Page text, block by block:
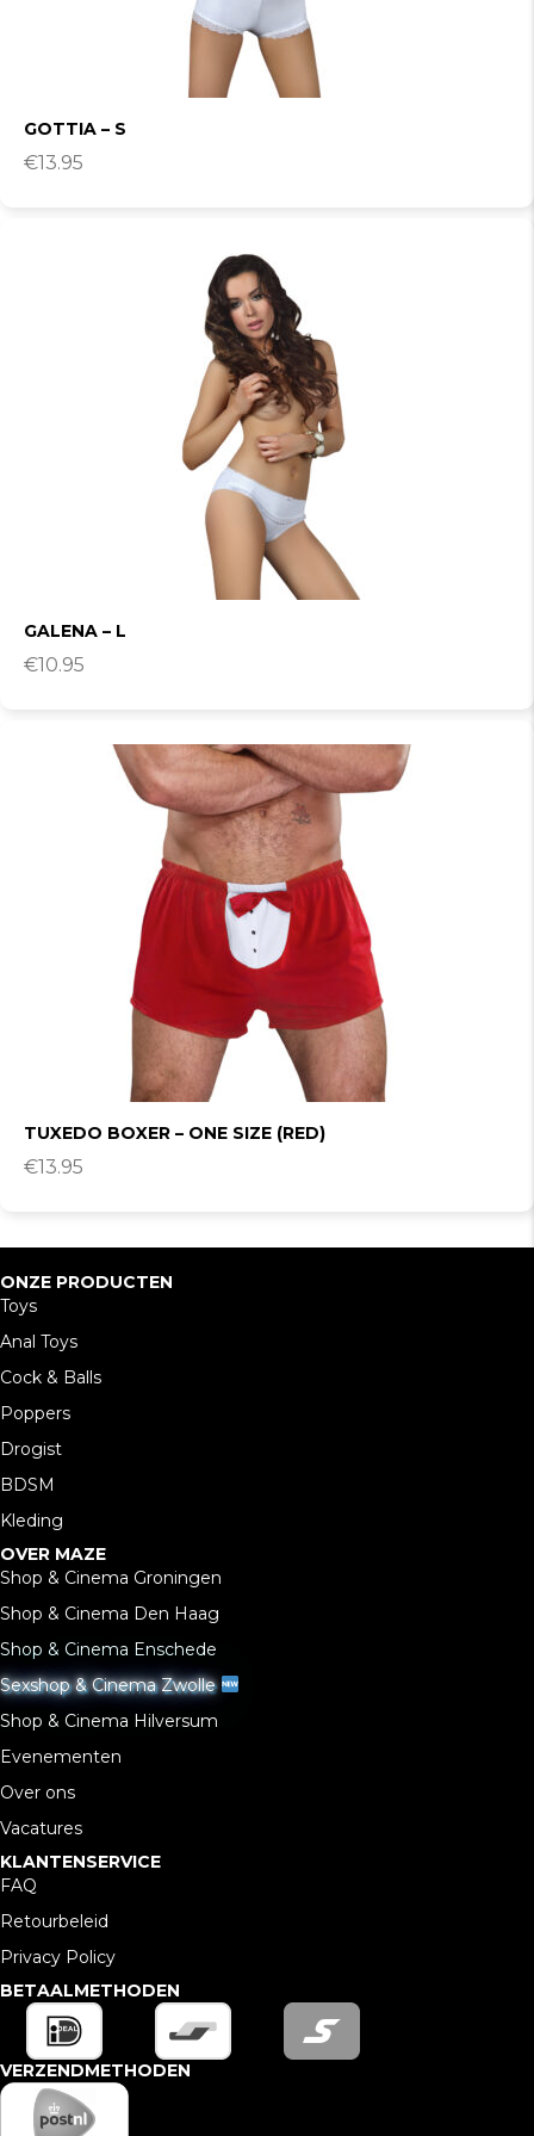
GOTTIA – S
€13.95
GALENA – L
€10.95
TUXEDO BOXER – ONE SIZE (RED)
€13.95
ONZE PRODUCTEN
Toys
Anal Toys
Cock & Balls
Poppers
Drogist
BDSM
Kleding
OVER MAZE
Shop & Cinema Groningen
Shop & Cinema Den Haag
Shop & Cinema Enschede
Sexshop & Cinema Zwolle
Shop & Cinema Hilversum
Evenementen
Over ons
Vacatures
KLANTENSERVICE
FAQ
Retourbeleid
Privacy Policy
BETAALMETHODEN
VERZENDMETHODEN